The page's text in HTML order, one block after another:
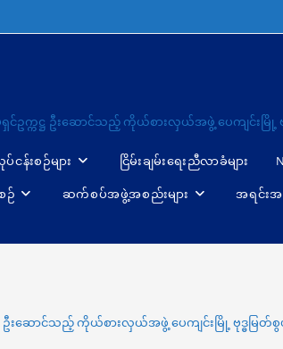
င်ဥက္ကဋ္ဌ ဦးဆောင်သည့် ကိုယ်စားလှယ်အဖွဲ့ ပေကျင်းမြို့
ပ်ငန်းစဉ်များ ငြိမ်းချမ်းရေးညီလာခံများ
ဉ် ဆက်စပ်အဖွဲ့အစည်းများ အရင်းအမ
ဦးဆောင်သည့် ကိုယ်စားလှယ်အဖွဲ့ ပေကျင်းမြို့ ဗုဒ္ဓမြတ်